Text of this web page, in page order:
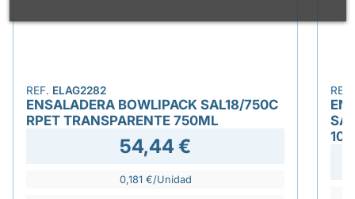
REF. ELAG2282
ENSALADERA BOWLIPACK SAL18/750C
RPET TRANSPARENTE 750ML
54,44 €
0,181 €/Unidad